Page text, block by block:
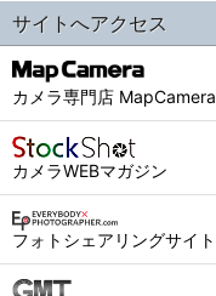
サイトへアクセス
カメラ専門店 MapCamera
カメラWEBマガジン
フォトシェアリングサイト